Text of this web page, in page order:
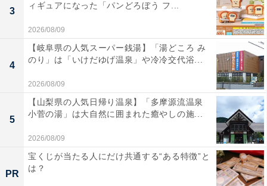
底部分はテープを使う必要なし
3
ィギュアになった「パンどろぼう フ...
2026/08/09
4
【岐阜県の人気スーパー銭湯】「湯どころ み
のり」は「いけだゆげ温泉」や冷冷交代浴...
2026/08/09
5
【山梨県の人気日帰り温泉】「多摩源流温泉
小菅の湯」は大自然に囲まれた癒やしの施...
2026/08/09
PR
宝くじが当たる人にだけ共通する“ある特徴”と
は？